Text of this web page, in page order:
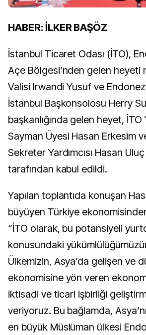
HABER: İLKER BAŞÖZ
İstanbul Ticaret Odası (İTO),
Açe Bölgesi’nden gelen heyeti
Valisi Irwandi Yusuf ve
İstanbul Başkonsolosu Herry
başkanlığında gelen heyet,
Sayman Üyesi Hasan Erkesim
Sekreter Yardımcısı Hasan
tarafından kabul edildi.
Yapılan toplantıda konuşan
büyüyen Türkiye
“İTO olarak, bu potansiyeli
konusundaki
Ülkemizin, Asya’da gelişen ve
ekonomisine yön veren
iktisadi ve ticari işbirliği
veriyoruz. Bu bağlamda,
en büyük Müslüman ülkesi